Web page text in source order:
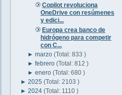
Copilot revoluciona
OneDrive con resúmenes
y edici...
Europa crea banco de
hidrógeno para competir
con C...
►marzo(Total: 833 )
►febrero(Total: 812 )
►enero(Total: 680 )
► 2025 (Total: 2103 )
► 2024 (Total: 1110 )